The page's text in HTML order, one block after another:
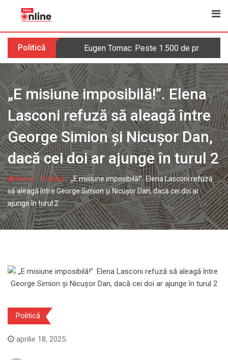
content
Politică Eugen Tomac: Peste 1.500 de primării
„E misiune imposibilă!”. Elena
Lasconi refuză să aleagă între
George Simion și Nicușor Dan,
dacă cei doi ar ajunge în turul 2
Home-Politică-„E misiune imposibilă!”. Elena Lasconi refuză
să aleagă între George Simion și Nicușor Dan, dacă cei doi ar
ajunge în turul 2
Politică
aprilie 18, 2025